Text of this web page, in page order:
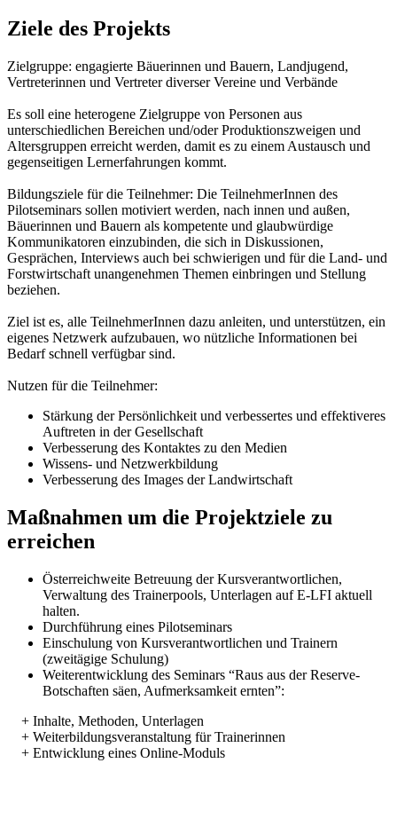
Ziele des Projekts
Zielgruppe: engagierte Bäuerinnen und Bauern, Landjugend,
Vertreterinnen und Vertreter diverser Vereine und Verbände
Es soll eine heterogene Zielgruppe von Personen aus
unterschiedlichen Bereichen und/oder Produktionszweigen und
Altersgruppen erreicht werden, damit es zu einem Austausch und
gegenseitigen Lernerfahrungen kommt.
Bildungsziele für die Teilnehmer: Die TeilnehmerInnen des
Pilotseminars sollen motiviert werden, nach innen und außen,
Bäuerinnen und Bauern als kompetente und glaubwürdige
Kommunikatoren einzubinden, die sich in Diskussionen,
Gesprächen, Interviews auch bei schwierigen und für die Land- und
Forstwirtschaft unangenehmen Themen einbringen und Stellung
beziehen.
Ziel ist es, alle TeilnehmerInnen dazu anleiten, und unterstützen, ein
eigenes Netzwerk aufzubauen, wo nützliche Informationen bei
Bedarf schnell verfügbar sind.
Nutzen für die Teilnehmer:
Stärkung der Persönlichkeit und verbessertes und effektiveres
Auftreten in der Gesellschaft
Verbesserung des Kontaktes zu den Medien
Wissens- und Netzwerkbildung
Verbesserung des Images der Landwirtschaft
Maßnahmen um die Projektziele zu
erreichen
Österreichweite Betreuung der Kursverantwortlichen,
Verwaltung des Trainerpools, Unterlagen auf E-LFI aktuell
halten.
Durchführung eines Pilotseminars
Einschulung von Kursverantwortlichen und Trainern
(zweitägige Schulung)
Weiterentwicklung des Seminars “Raus aus der Reserve-
Botschaften säen, Aufmerksamkeit ernten”:
+ Inhalte, Methoden, Unterlagen
+ Weiterbildungsveranstaltung für Trainerinnen
+ Entwicklung eines Online-Moduls